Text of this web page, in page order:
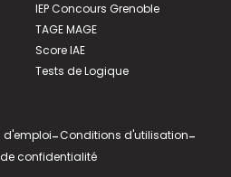
IEP Concours Grenoble
TAGE MAGE
Score IAE
Tests de Logique
d'emploi-Conditions d'utilisation-
confidentialité